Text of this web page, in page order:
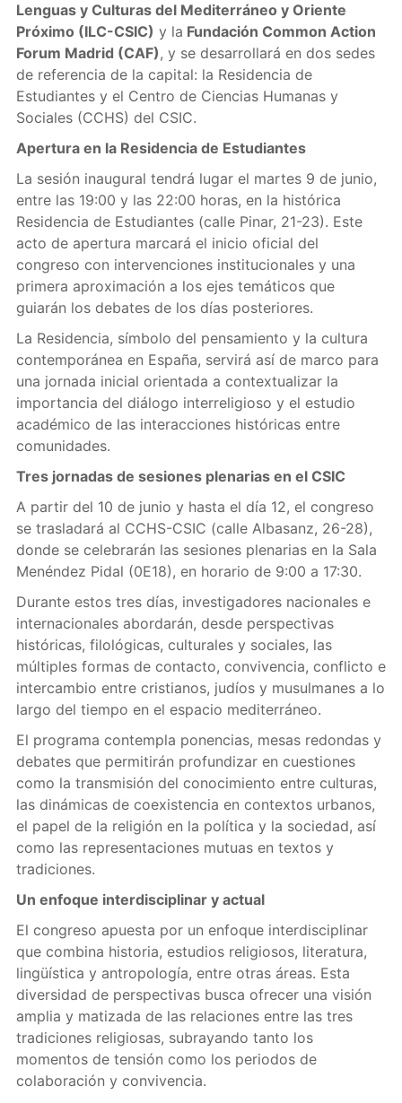
Lenguas y Culturas del Mediterráneo y Oriente
Próximo (ILC-CSIC) y la Fundación Common Action
Forum Madrid (CAF), y se desarrollará en dos sedes
de referencia de la capital: la Residencia de
Estudiantes y el Centro de Ciencias Humanas y
Sociales (CCHS) del CSIC.
Apertura en la Residencia de Estudiantes
La sesión inaugural tendrá lugar el martes 9 de junio,
entre las 19:00 y las 22:00 horas, en la histórica
Residencia de Estudiantes (calle Pinar, 21-23). Este
acto de apertura marcará el inicio oficial del
congreso con intervenciones institucionales y una
primera aproximación a los ejes temáticos que
guiarán los debates de los días posteriores.
La Residencia, símbolo del pensamiento y la cultura
contemporánea en España, servirá así de marco para
una jornada inicial orientada a contextualizar la
importancia del diálogo interreligioso y el estudio
académico de las interacciones históricas entre
comunidades.
Tres jornadas de sesiones plenarias en el CSIC
A partir del 10 de junio y hasta el día 12, el congreso
se trasladará al CCHS-CSIC (calle Albasanz, 26-28),
donde se celebrarán las sesiones plenarias en la Sala
Menéndez Pidal (0E18), en horario de 9:00 a 17:30.
Durante estos tres días, investigadores nacionales e
internacionales abordarán, desde perspectivas
históricas, filológicas, culturales y sociales, las
múltiples formas de contacto, convivencia, conflicto e
intercambio entre cristianos, judíos y musulmanes a lo
largo del tiempo en el espacio mediterráneo.
El programa contempla ponencias, mesas redondas y
debates que permitirán profundizar en cuestiones
como la transmisión del conocimiento entre culturas,
las dinámicas de coexistencia en contextos urbanos,
el papel de la religión en la política y la sociedad, así
como las representaciones mutuas en textos y
tradiciones.
Un enfoque interdisciplinar y actual
El congreso apuesta por un enfoque interdisciplinar
que combina historia, estudios religiosos, literatura,
lingüística y antropología, entre otras áreas. Esta
diversidad de perspectivas busca ofrecer una visión
amplia y matizada de las relaciones entre las tres
tradiciones religiosas, subrayando tanto los
momentos de tensión como los periodos de
colaboración y convivencia.